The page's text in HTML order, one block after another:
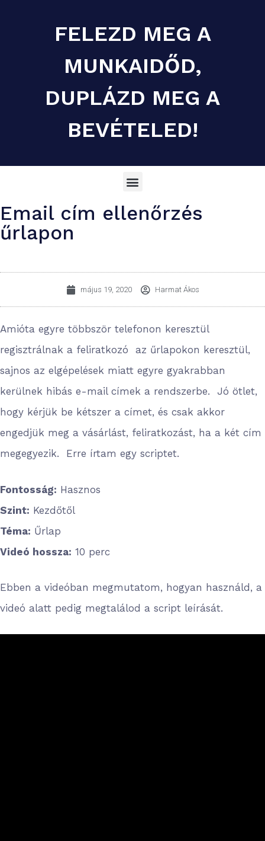
FELEZD MEG A
MUNKAIDŐD,
DUPLÁZD MEG A
BEVÉTELED!
Email cím ellenőrzés
űrlapon
május 19, 2020 Harmat Ákos
Amióta egyre többször telefonon keresztül
regisztrálnak a feliratkozó az űrlapokon keresztül,
sajnos az elgépelések miatt egyre gyakrabban
kerülnek hibás e-mail címek a rendszerbe. Jó ötlet,
hogy kérjük be kétszer a címet, és csak akkor
engedjük meg a vásárlást, feliratkozást, ha a két cím
megegyezik. Erre írtam egy scriptet.
Fontosság: Hasznos
Szint: Kezdőtől
Téma: Űrlap
Videó hossza: 10 perc
Ebben a videóban megmutatom, hogyan használd, a
videó alatt pedig megtalálod a script leírását.